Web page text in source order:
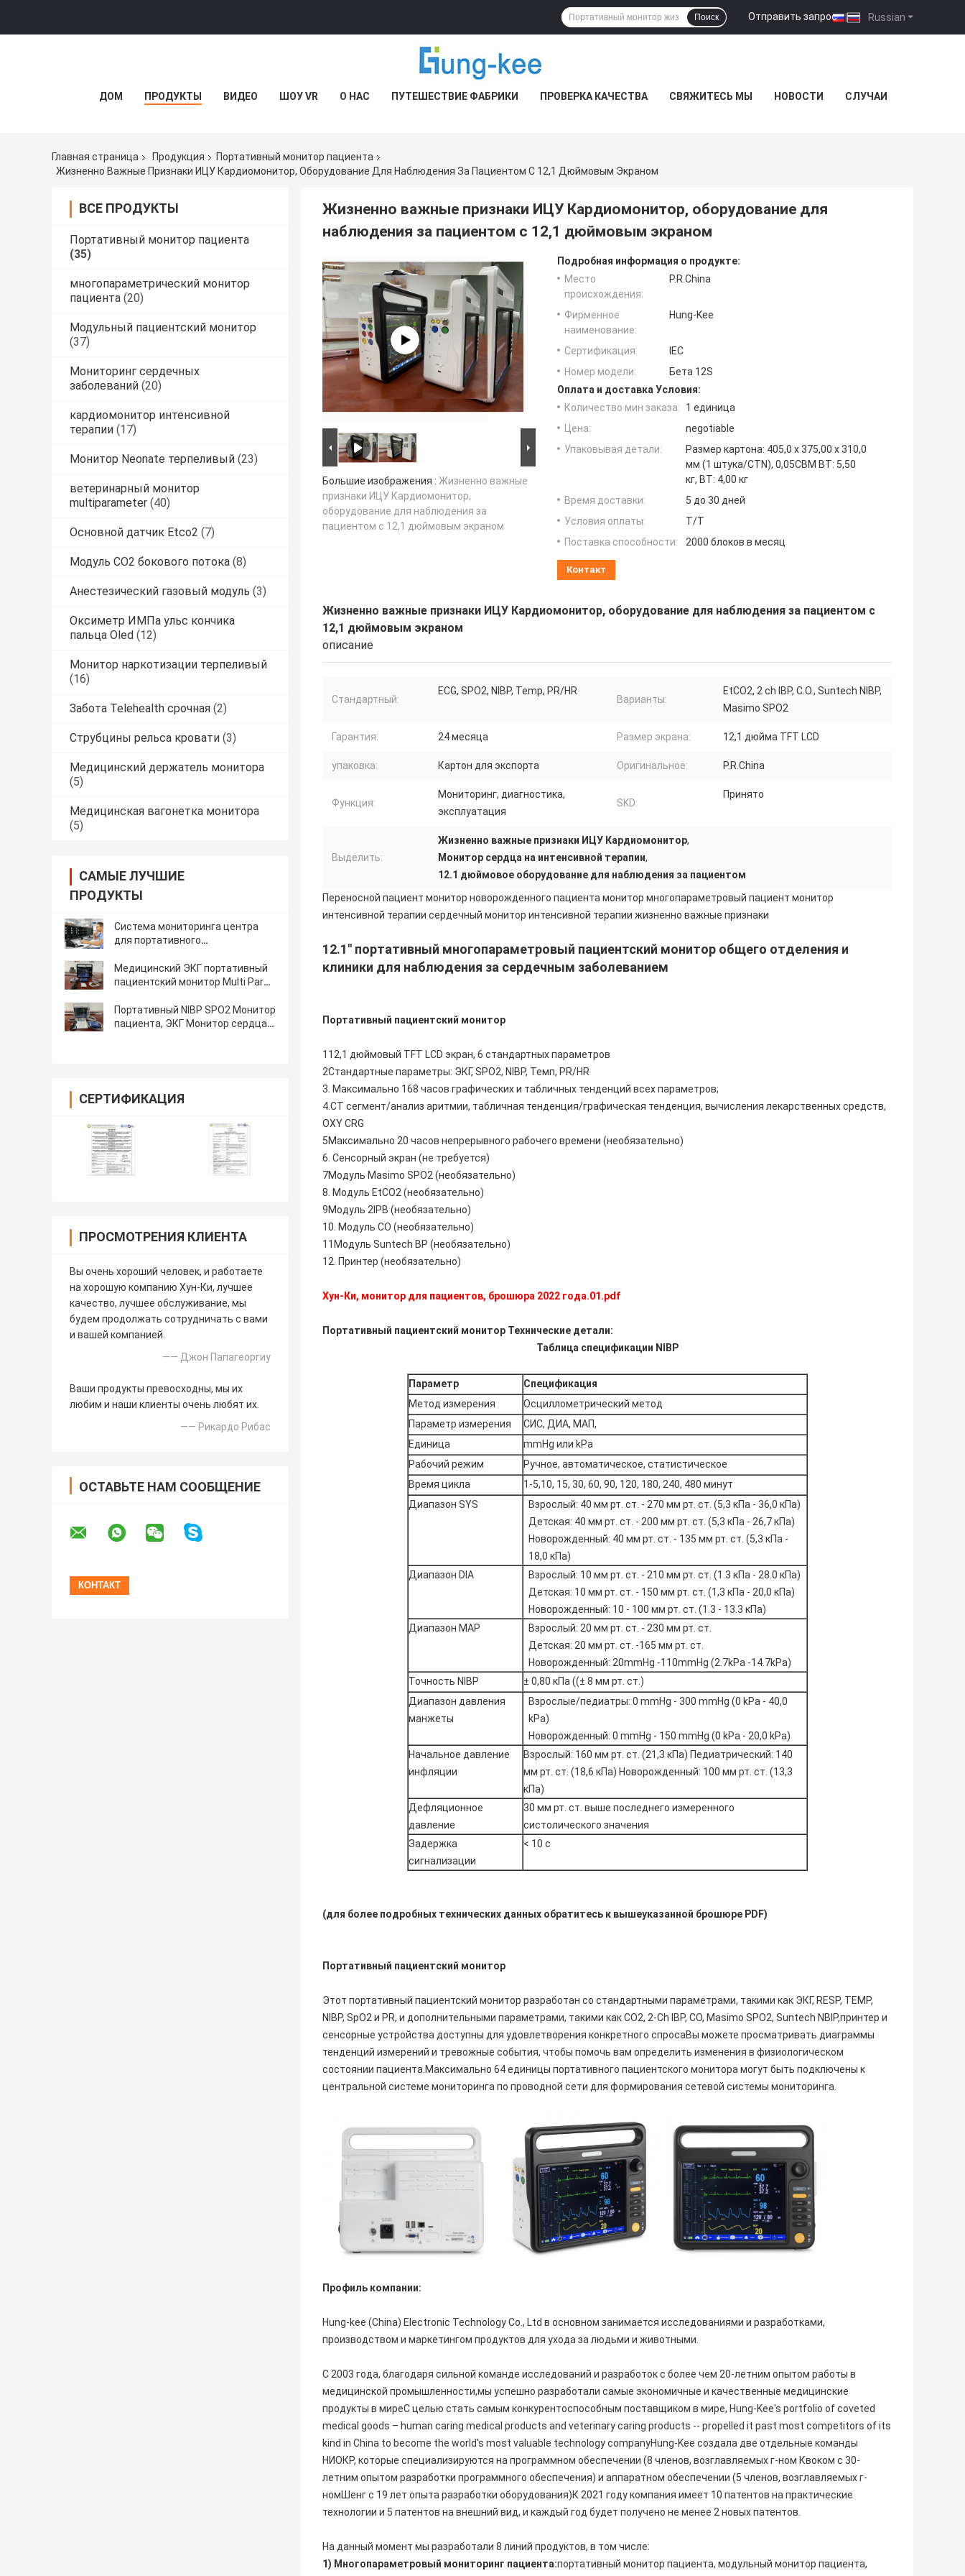
Russian
Отправить запрос |
Поиск
ДОМ ПРОДУКТЫ ВИДЕО ШОУ VR О НАС ПУТЕШЕСТВИЕ ФАБРИКИ ПРОВЕРКА КАЧЕСТВА СВЯЖИТЕСЬ МЫ НОВОСТИ СЛУЧАИ
Главная страница Продукция
Портативный монитор пациента
Жизненно Важные Признаки ИЦУ Кардиомонитор, Оборудование Для Наблюдения За Пациентом С 12,1 Дюймовым Экраном
ВСЕ ПРОДУКТЫ
Портативный монитор пациента
(35)
многопараметрический монитор
пациента (20)
Модульный пациентский монитор
(37)
Мониторинг сердечных
заболеваний (20)
кардиомонитор интенсивной
терапии (17)
Монитор Neonate терпеливый (23)
ветеринарный монитор
multiparameter (40)
Основной датчик Etco2 (7)
Модуль CO2 бокового потока (8)
Анестезический газовый модуль (3)
Оксиметр ИМПа ульс кончика
пальца Oled (12)
Монитор наркотизации терпеливый
(16)
Забота Telehealth срочная (2)
Струбцины рельса кровати (3)
Медицинский держатель монитора
(5)
Медицинская вагонетка монитора
(5)
САМЫЕ ЛУЧШИЕ
ПРОДУКТЫ
Система мониторинга центра
для портативного
пациентского монитора,
кардиомонитора
Медицинский ЭКГ портативный
пациентский монитор Multi Para
новорожденных
Портативный NIBP SPO2 Монитор
пациента, ЭКГ Монитор сердца
СЕРТИФИКАЦИЯ
ПРОСМОТРЕНИЯ КЛИЕНТА
Вы очень хороший человек, и работаете
на хорошую компанию Хун-Ки, лучшее
качество, лучшее обслуживание, мы
будем продолжать сотрудничать с вами
и вашей компанией.
—— Джон Папагеоргиу
Ваши продукты превосходны, мы их
любим и наши клиенты очень любят их.
—— Рикардо Рибас
ОСТАВЬТЕ НАМ СООБЩЕНИЕ
Жизненно важные признаки ИЦУ Кардиомонитор, оборудование для
наблюдения за пациентом с 12,1 дюймовым экраном
Большие изображения : Жизненно важные
признаки ИЦУ Кардиомонитор,
оборудование для наблюдения за
пациентом с 12,1 дюймовым экраном
Подробная информация о продукте:
Место
происхождения:
P.R.China
Фирменное
наименование:
Hung-Kee
Сертификация:
IEC
Номер модели:
Бета 12S
Оплата и доставка Условия:
Количество мин заказа:
1 единица
Цена:
negotiable
Упаковывая детали:
Размер картона: 405,0 x 375,00 x 310,0
мм (1 штука/CTN), 0,05CBM ВТ: 5,50
кг, ВТ: 4,00 кг
Время доставки:
5 до 30 дней
Условия оплаты:
T/T
Поставка способности:
2000 блоков в месяц
Контакт
Жизненно важные признаки ИЦУ Кардиомонитор, оборудование для наблюдения за пациентом с
12,1 дюймовым экраном
описание
Стандартный:
ECG, SPO2, NIBP, Temp, PR/HR
Варианты:
EtCO2, 2 ch IBP, C.O., Suntech NIBP,
Masimo SPO2
Гарантия: 24 месяца Размер экрана: 12,1 дюйма TFT LCD
упаковка: Картон для экспорта Оригинальное: P.R.China
Функция:
Мониторинг, диагностика,
эксплуатация
SKD:
Принято
Выделить:
Жизненно важные признаки ИЦУ Кардиомонитор,
Монитор сердца на интенсивной терапии,
12.1 дюймовое оборудование для наблюдения за пациентом
Переносной пациент монитор новорожденного пациента монитор многопараметровый пациент монитор
интенсивной терапии сердечный монитор интенсивной терапии жизненно важные признаки
12.1" портативный многопараметровый пациентский монитор общего отделения и
клиники для наблюдения за сердечным заболеванием
Портативный пациентский монитор
112,1 дюймовый TFT LCD экран, 6 стандартных параметров
2Стандартные параметры: ЭКГ, SPO2, NIBP, Темп, PR/HR
3. Максимально 168 часов графических и табличных тенденций всех параметров;
4.СТ сегмент/анализ аритмии, табличная тенденция/графическая тенденция, вычисления лекарственных средств,
OXY CRG
5Максимально 20 часов непрерывного рабочего времени (необязательно)
6. Сенсорный экран (не требуется)
7Модуль Masimo SPO2 (необязательно)
8. Модуль EtCO2 (необязательно)
9Модуль 2IPB (необязательно)
10. Модуль CO (необязательно)
11Модуль Suntech BP (необязательно)
12. Принтер (необязательно)
Хун-Ки, монитор для пациентов, брошюра 2022 года.01.pdf
Портативный пациентский монитор Технические детали:
Таблица спецификации NIBP
Параметр
Спецификация
Метод измерения
Осциллометрический метод
Параметр измерения
СИС, ДИА, МАП,
Единица
mmHg или kPa
Рабочий режим
Ручное, автоматическое, статистическое
Время цикла
1-5,10, 15, 30, 60, 90, 120, 180, 240, 480 минут
Диапазон SYS
Взрослый: 40 мм рт. ст. - 270 мм рт. ст. (5,3 кПа - 36,0 кПа)
Детская: 40 мм рт. ст. - 200 мм рт. ст. (5,3 кПа - 26,7 кПа)
Новорожденный: 40 мм рт. ст. - 135 мм рт. ст. (5,3 кПа -
18,0 кПа)
Диапазон DIA
Взрослый: 10 мм рт. ст. - 210 мм рт. ст. (1.3 кПа - 28.0 кПа)
Детская: 10 мм рт. ст. - 150 мм рт. ст. (1,3 кПа - 20,0 кПа)
Новорожденный: 10 - 100 мм рт. ст. (1.3 - 13.3 кПа)
Диапазон MAP
Взрослый: 20 мм рт. ст. - 230 мм рт. ст.
Детская: 20 мм рт. ст. -165 мм рт. ст.
Новорожденный: 20mmHg -110mmHg (2.7kPa -14.7kPa)
Точность NIBP
± 0,80 кПа ((± 8 мм рт. ст.)
Диапазон давления
манжеты
Взрослые/педиатры: 0 mmHg - 300 mmHg (0 kPa - 40,0
kPa)
Новорожденный: 0 mmHg - 150 mmHg (0 kPa - 20,0 kPa)
Начальное давление
инфляции
Взрослый: 160 мм рт. ст. (21,3 кПа) Педиатрический: 140
мм рт. ст. (18,6 кПа) Новорожденный: 100 мм рт. ст. (13,3
кПа)
Дефляционное
давление
30 мм рт. ст. выше последнего измеренного
систолического значения
Задержка
сигнализации
< 10 с
(для более подробных технических данных обратитесь к вышеуказанной брошюре PDF)
Портативный пациентский монитор
Этот портативный пациентский монитор разработан со стандартными параметрами, такими как ЭКГ, RESP, TEMP,
NIBP, SpO2 и PR, и дополнительными параметрами, такими как CO2, 2-Ch IBP, CO, Masimo SPO2, Suntech NBIP,принтер и
сенсорные устройства доступны для удовлетворения конкретного спросаВы можете просматривать диаграммы
тенденций измерений и тревожные события, чтобы помочь вам определить изменения в физиологическом
состоянии пациента.Максимально 64 единицы портативного пациентского монитора могут быть подключены к
центральной системе мониторинга по проводной сети для формирования сетевой системы мониторинга.
Профиль компании:
Hung-kee (China) Electronic Technology Co., Ltd в основном занимается исследованиями и разработками,
производством и маркетингом продуктов для ухода за людьми и животными.
С 2003 года, благодаря сильной команде исследований и разработок с более чем 20-летним опытом работы в
медицинской промышленности,мы успешно разработали самые экономичные и качественные медицинские
продукты в миреС целью стать самым конкурентоспособным поставщиком в мире, Hung-Kee's portfolio of coveted
medical goods – human caring medical products and veterinary caring products -- propelled it past most competitors of its
kind in China to become the world's most valuable technology companyHung-Kee создала две отдельные команды
НИОКР, которые специализируются на программном обеспечении (8 членов, возглавляемых г-ном Квоком с 30-
летним опытом разработки программного обеспечения) и аппаратном обеспечении (5 членов, возглавляемых г-
номШенг с 19 лет опыта разработки оборудования)К 2021 году компания имеет 10 патентов на практические
технологии и 5 патентов на внешний вид, и каждый год будет получено не менее 2 новых патентов.
На данный момент мы разработали 8 линий продуктов, в том числе:
1) Многопараметровый мониторинг пациента:портативный монитор пациента, модульный монитор пациента,